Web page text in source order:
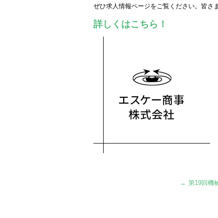
ぜひ求人情報ページをご覧ください。皆さ
詳しくはこちら！
← 第19回機